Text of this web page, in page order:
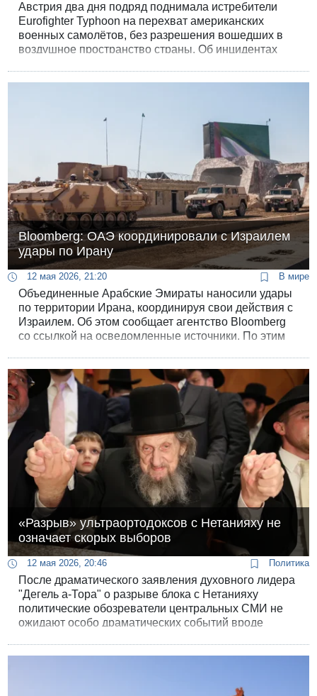
Австрия два дня подряд поднимала истребители
Eurofighter Typhoon на перехват американских
военных самолётов, без разрешения вошедших в
воздушное пространство страны. Об инцидентах
Bloomberg: ОАЭ координировали с Израилем
удары по Ирану
12 мая 2026, 21:20 В мире
Объединенные Арабские Эмираты наносили удары
по территории Ирана, координируя свои действия с
Израилем. Об этом сообщает агентство Bloomberg
со ссылкой на осведомленные источники. По этим
«Разрыв» ультраортодоксов с Нетанияху не
означает скорых выборов
12 мая 2026, 20:46 Политика
После драматического заявления духовного лидера
"Дегель а-Тора" о разрыве блока с Нетанияху
политические обозреватели центральных СМИ не
ожидают особо драматических событий вроде